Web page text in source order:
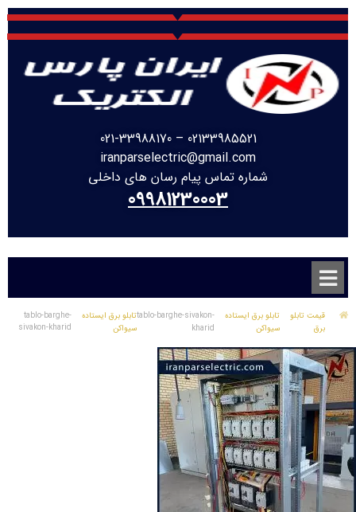
02133985521
–
021-33988170
iranparselectric@gmail.com
شماره تماس پیام رسان های داخلی
09981230003
قیمت تابلو
برق
تابلو برق ایستاده
سیواکن
tablo-barghe-sivakon-
kharid
تابلو برق ایستاده
سیواکن
tablo-barghe-
sivakon-kharid